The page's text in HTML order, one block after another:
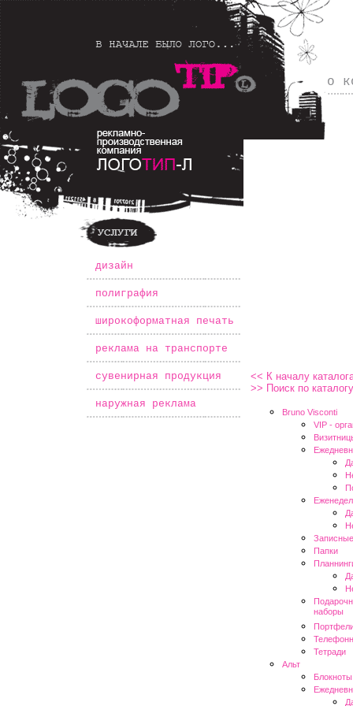
дизайн
полиграфия
широкоформатная печать
реклама на транспорте
сувенирная продукция
наружная реклама
о
<< К началу
>> Поиск по каталогу
Bruno Visconti
VIP -
Папки
наборы
Тетради
Альт
Блокноты